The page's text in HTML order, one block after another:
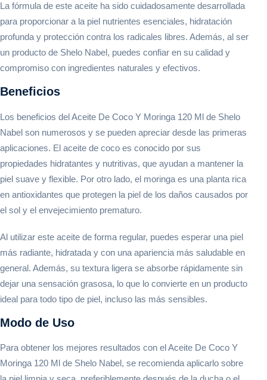
La fórmula de este aceite ha sido cuidadosamente desarrollada
para proporcionar a la piel nutrientes esenciales, hidratación
profunda y protección contra los radicales libres. Además, al ser
un producto de Shelo Nabel, puedes confiar en su calidad y
compromiso con ingredientes naturales y efectivos.
Beneficios
Los beneficios del Aceite De Coco Y Moringa 120 Ml de Shelo
Nabel son numerosos y se pueden apreciar desde las primeras
aplicaciones. El aceite de coco es conocido por sus
propiedades hidratantes y nutritivas, que ayudan a mantener la
piel suave y flexible. Por otro lado, el moringa es una planta rica
en antioxidantes que protegen la piel de los daños causados por
el sol y el envejecimiento prematuro.
Al utilizar este aceite de forma regular, puedes esperar una piel
más radiante, hidratada y con una apariencia más saludable en
general. Además, su textura ligera se absorbe rápidamente sin
dejar una sensación grasosa, lo que lo convierte en un producto
ideal para todo tipo de piel, incluso las más sensibles.
Modo de Uso
Para obtener los mejores resultados con el Aceite De Coco Y
Moringa 120 Ml de Shelo Nabel, se recomienda aplicarlo sobre